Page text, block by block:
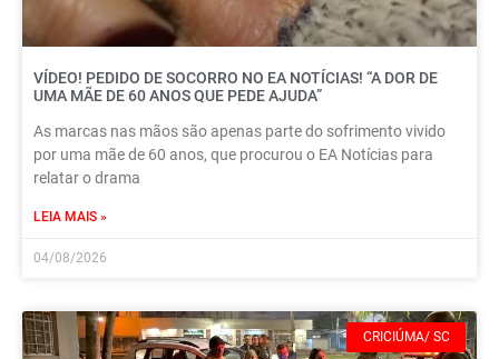
VÍDEO! PEDIDO DE SOCORRO NO EA NOTÍCIAS! “A DOR DE
UMA MÃE DE 60 ANOS QUE PEDE AJUDA”
As marcas nas mãos são apenas parte do sofrimento vivido
por uma mãe de 60 anos, que procurou o EA Notícias para
relatar o drama
LEIA MAIS »
04/08/2026
CRICIÚMA/ SC